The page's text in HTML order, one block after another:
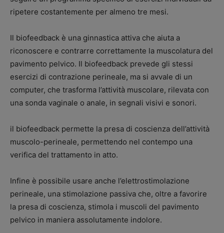
ripetere costantemente per almeno tre mesi.
Il biofeedback è una ginnastica attiva che aiuta a
riconoscere e contrarre correttamente la muscolatura del
pavimento pelvico. Il biofeedback prevede gli stessi
esercizi di contrazione perineale, ma si avvale di un
computer, che trasforma l’attività muscolare, rilevata con
una sonda vaginale o anale, in segnali visivi e sonori.
il biofeedback permette la presa di coscienza dell’attività
muscolo-perineale, permettendo nel contempo una
verifica del trattamento in atto.
Infine è possibile usare anche l’elettrostimolazione
perineale, una stimolazione passiva che, oltre a favorire
la presa di coscienza, stimola i muscoli del pavimento
pelvico in maniera assolutamente indolore.